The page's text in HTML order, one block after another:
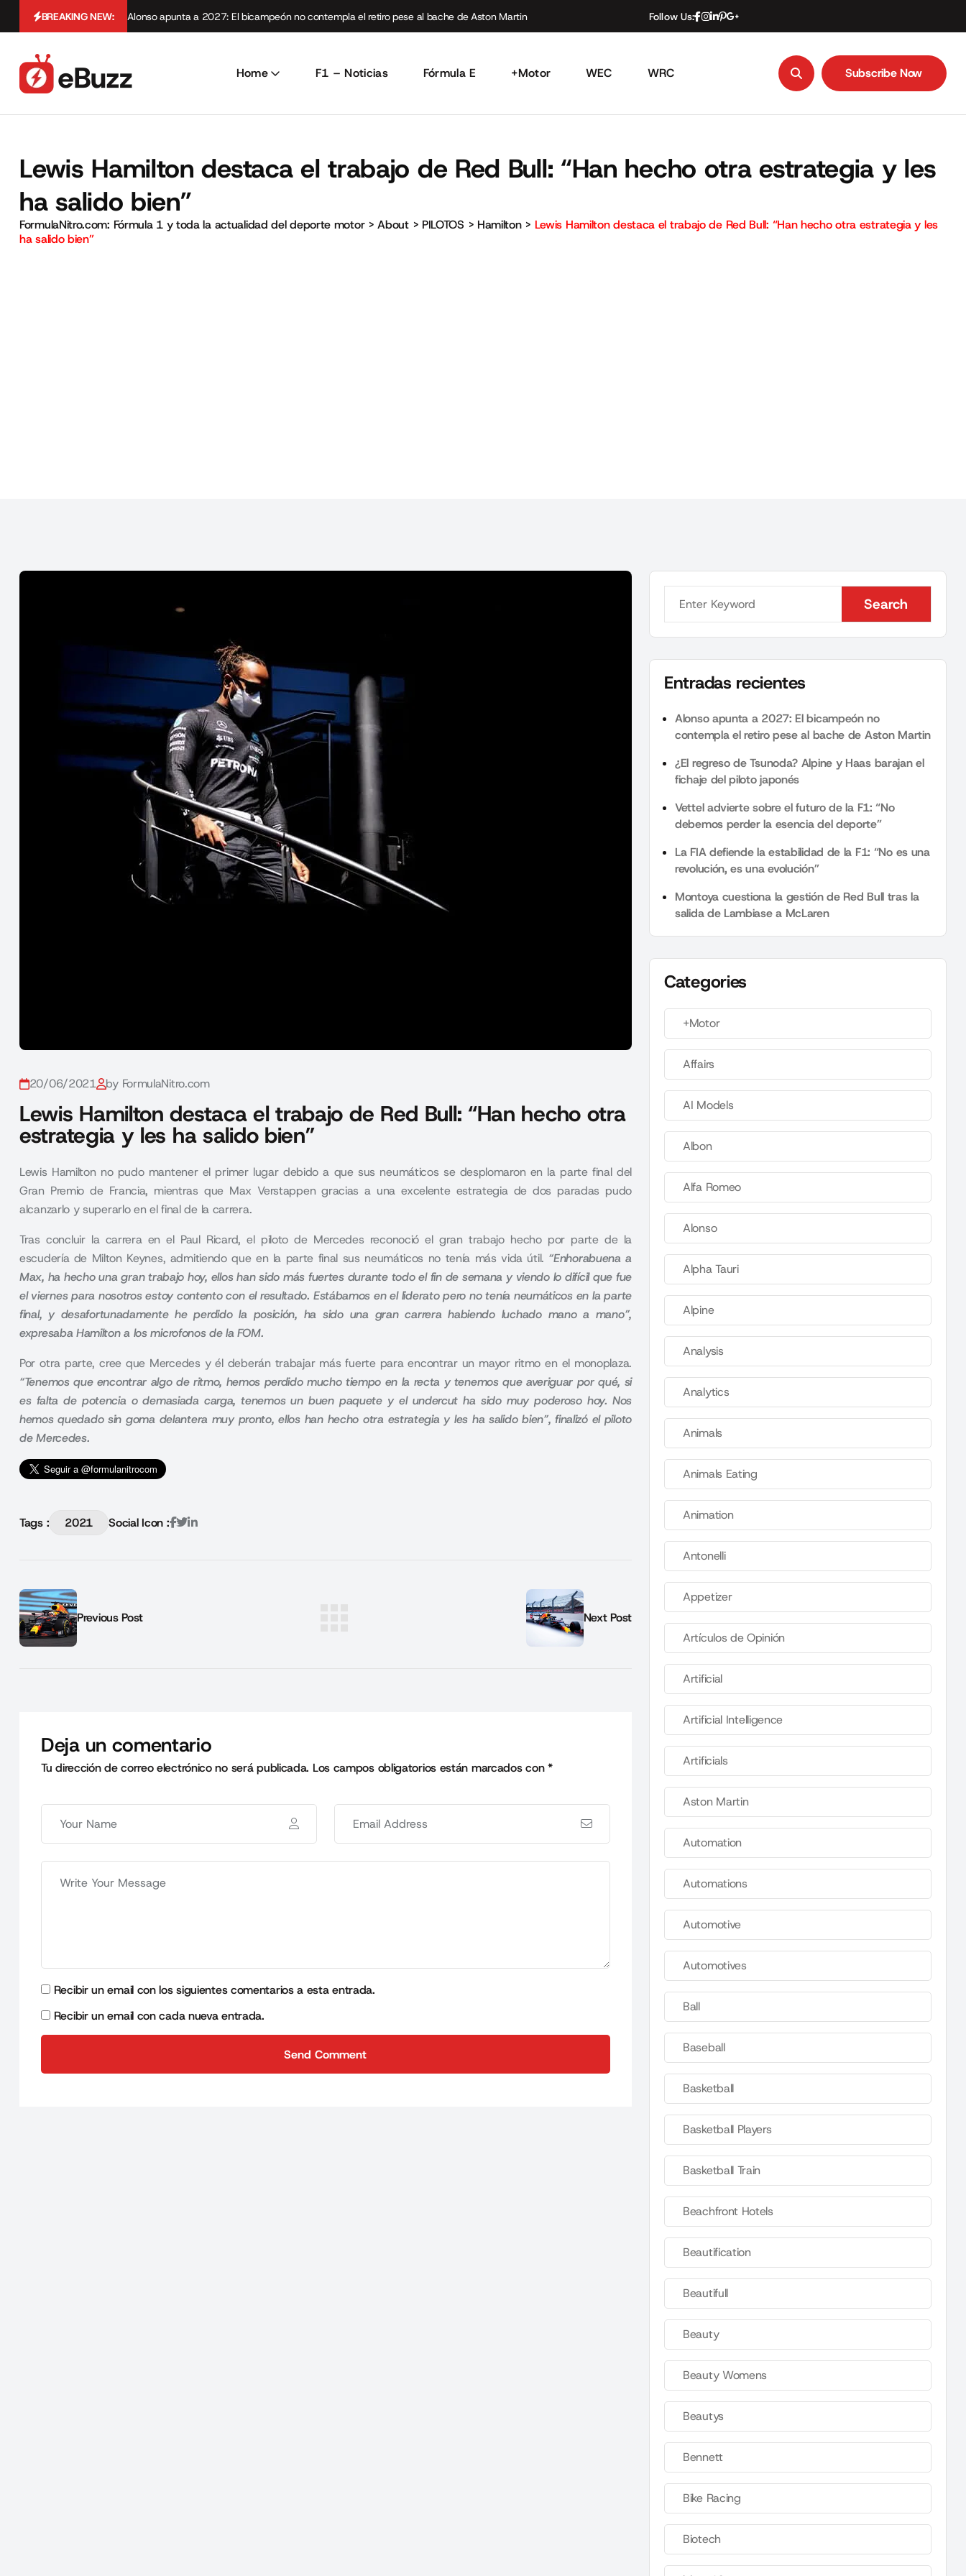
BREAKING NEW: Alonso apunta a 2027: El bicampeón no contempla el retiro pese al bache de Aston Martin Follow Us:
Home F1 – Noticias Fórmula E +Motor WEC WRC Subscribe Now
Lewis Hamilton destaca el trabajo de Red Bull: “Han hecho otra estrategia y les
ha salido bien”
FormulaNitro.com: Fórmula 1 y toda la actualidad del deporte motor>About> PILOTOS > Hamilton> Lewis Hamilton destaca el trabajo de Red Bull: “Han hecho otra estrategia y les
ha salido bien”
20/06/2021 by FormulaNitro.com
Lewis Hamilton destaca el trabajo de Red Bull: “Han hecho otra
estrategia y les ha salido bien”
Lewis Hamilton no pudo mantener el primer lugar debido a que sus neumáticos se desplomaron en la parte final del
Gran Premio de Francia, mientras que Max Verstappen gracias a una excelente estrategia de dos paradas pudo
alcanzarlo y superarlo en el final de la carrera.
Tras concluir la carrera en el Paul Ricard, el piloto de Mercedes reconoció el gran trabajo hecho por parte de la
escudería de Milton Keynes, admitiendo que en la parte final sus neumáticos no tenía más vida útil. “Enhorabuena a
Max, ha hecho una gran trabajo hoy, ellos han sido más fuertes durante todo el fin de semana y viendo lo difícil que fue
el viernes para nosotros estoy contento con el resultado. Estábamos en el liderato pero no tenía neumáticos en la parte
final, y desafortunadamente he perdido la posición, ha sido una gran carrera habiendo luchado mano a mano”,
expresaba Hamilton a los microfonos de la FOM.
Por otra parte, cree que Mercedes y él deberán trabajar más fuerte para encontrar un mayor ritmo en el monoplaza.
“Tenemos que encontrar algo de ritmo, hemos perdido mucho tiempo en la recta y tenemos que averiguar por qué, si
es falta de potencia o demasiada carga, tenemos un buen paquete y el undercut ha sido muy poderoso hoy. Nos
hemos quedado sin goma delantera muy pronto, ellos han hecho otra estrategia y les ha salido bien”, finalizó el piloto
de Mercedes.
Tags : 2021 Social Icon :
Previous Post Next Post
Deja un comentario
Tu dirección de correo electrónico no será publicada. Los campos obligatorios están marcados con*
Recibir un email con los siguientes comentarios a esta entrada.
Recibir un email con cada nueva entrada.
Send Comment
Search
Search
Entradas recientes
Alonso apunta a 2027: El bicampeón no
contempla el retiro pese al bache de Aston Martin
¿El regreso de Tsunoda? Alpine y Haas barajan el
fichaje del piloto japonés
Vettel advierte sobre el futuro de la F1: “No
debemos perder la esencia del deporte”
La FIA defiende la estabilidad de la F1: “No es una
revolución, es una evolución”
Montoya cuestiona la gestión de Red Bull tras la
salida de Lambiase a McLaren
Categories
+Motor
Affairs
AI Models
Albon
Alfa Romeo
Alonso
Alpha Tauri
Alpine
Analysis
Analytics
Animals
Animals Eating
Animation
Antonelli
Appetizer
Artículos de Opinión
Artificial
Artificial Intelligence
Artificials
Aston Martin
Automation
Automations
Automotive
Automotives
Ball
Baseball
Basketball
Basketball Players
Basketball Train
Beachfront Hotels
Beautification
Beautifull
Beauty
Beauty Womens
Beautys
Bennett
Bike Racing
Biotech